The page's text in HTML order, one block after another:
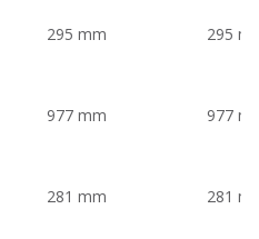
295 mm 295
977 mm 977
281 mm 281